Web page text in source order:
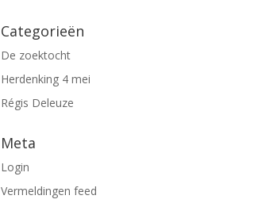
Categorieën
De zoektocht
Herdenking 4 mei
Régis Deleuze
Meta
Login
Vermeldingen feed